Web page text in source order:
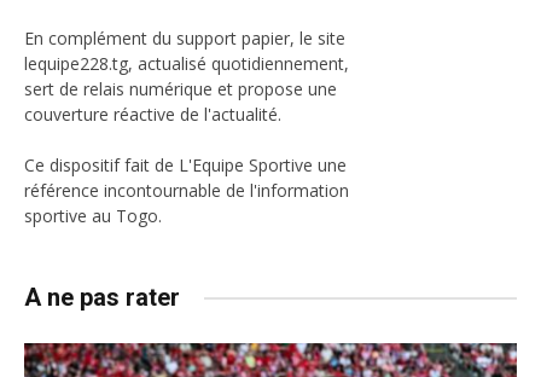
En complément du support papier, le site
lequipe228.tg, actualisé quotidiennement,
sert de relais numérique et propose une
couverture réactive de l'actualité.
Ce dispositif fait de L'Equipe Sportive une
référence incontournable de l'information
sportive au Togo.
A ne pas rater